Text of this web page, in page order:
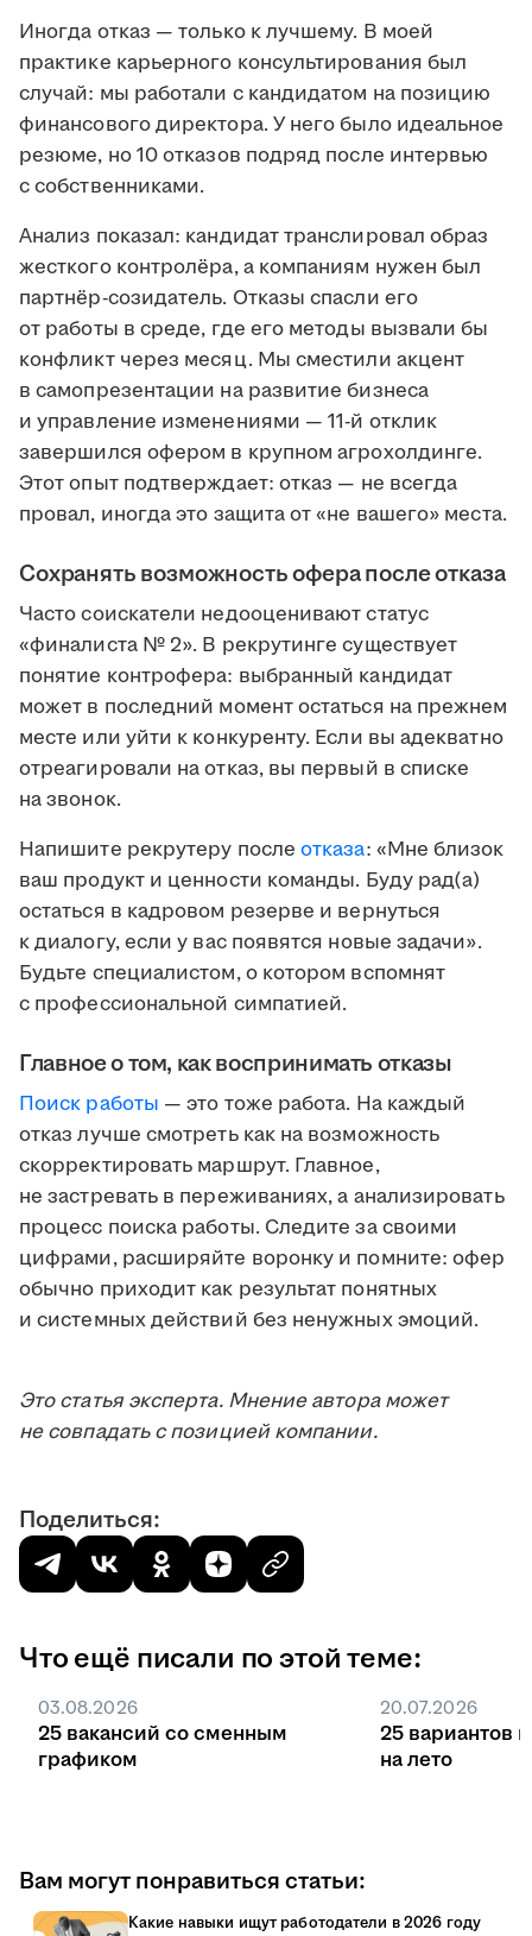
Иногда отказ — только к лучшему. В моей
практике карьерного консультирования был
случай: мы работали с кандидатом на позицию
финансового директора. У него было идеальное
резюме, но 10 отказов подряд после интервью
с собственниками.
Анализ показал: кандидат транслировал образ
жесткого контролёра, а компаниям нужен был
партнёр-созидатель. Отказы спасли его
от работы в среде, где его методы вызвали бы
конфликт через месяц. Мы сместили акцент
в самопрезентации на развитие бизнеса
и управление изменениями — 11-й отклик
завершился офером в крупном агрохолдинге.
Этот опыт подтверждает: отказ — не всегда
провал, иногда это защита от «не вашего» места.
Сохранять возможность офера после отказа
Часто соискатели недооценивают статус
«финалиста № 2». В рекрутинге существует
понятие контрофера: выбранный кандидат
может в последний момент остаться на прежнем
месте или уйти к конкуренту. Если вы адекватно
отреагировали на отказ, вы первый в списке
на звонок.
Напишите рекрутеру послеотказа: «Мне близок
ваш продукт и ценности команды. Буду рад(а)
остаться в кадровом резерве и вернуться
к диалогу, если у вас появятся новые задачи».
Будьте специалистом, о котором вспомнят
с профессиональной симпатией.
Главное о том, как воспринимать отказы
Поиск работы — это тоже работа. На каждый
отказ лучше смотреть как на возможность
скорректировать маршрут. Главное,
не застревать в переживаниях, а анализировать
процесс поиска работы. Следите за своими
цифрами, расширяйте воронку и помните: офер
обычно приходит как результат понятных
и системных действий без ненужных эмоций.
Это статья эксперта. Мнение автора может
не совпадать с позицией компании.
Поделиться:
Что ещё писали по этой теме:
03.08.2026
25 вакансий со сменным
графиком
20.07.2026
25 вариантов
на лето
Вам могут понравиться статьи:
Какие навыки ищут работодатели в 2026 году